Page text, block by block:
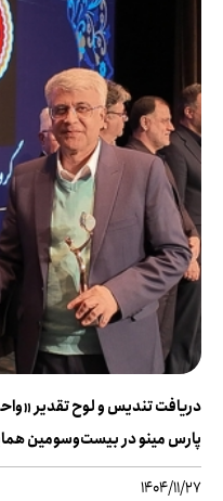
دریافت تندیس و لوح تقدیر
پارس مینو در بیست‌وسومین
1404/11/27